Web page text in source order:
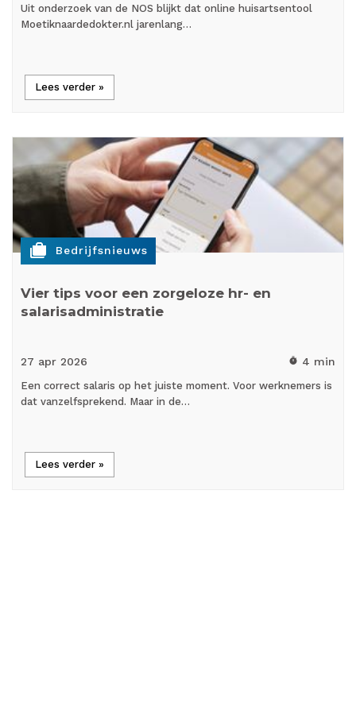
Uit onderzoek van de NOS blijkt dat online huisartsentool
Moetiknaardedokter.nl jarenlang…
Lees verder »
cases Bedrijfsnieuws
Vier tips voor een zorgeloze hr- en
salarisadministratie
27 apr 2026 timer 4 min
Een correct salaris op het juiste moment. Voor werknemers is
dat vanzelfsprekend. Maar in de…
Lees verder »